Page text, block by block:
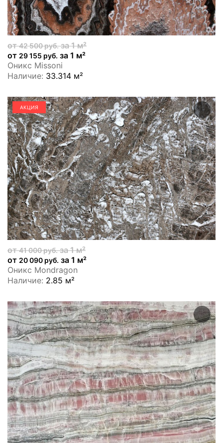
от42 500 руб.за 1 м²
от 29 155 руб. за 1 м²
Оникс Missoni
Наличие: 33.314 м²
АКЦИЯ
от41 000 руб.за 1 м²
от 20 090 руб. за 1 м²
Оникс Mondragon
Наличие: 2.85 м²